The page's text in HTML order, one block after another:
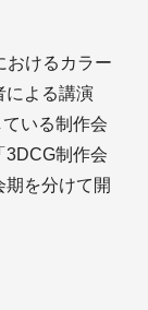
おけるカラー
による講演
いる制作会
3DCG制作会
を分けて開